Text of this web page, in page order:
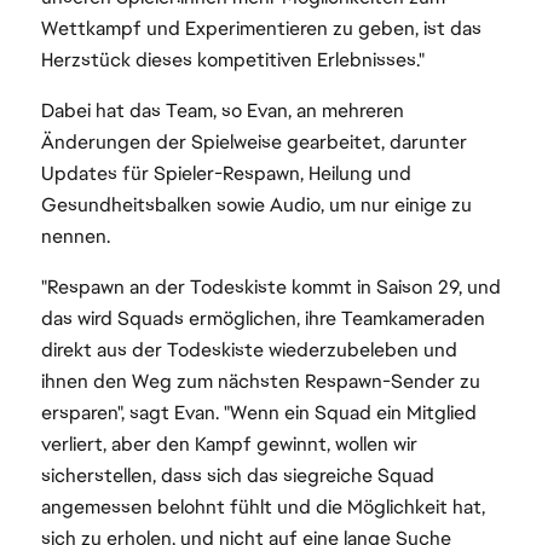
Wettkampf und Experimentieren zu geben, ist das
Herzstück dieses kompetitiven Erlebnisses."
Dabei hat das Team, so Evan, an mehreren
Änderungen der Spielweise gearbeitet, darunter
Updates für Spieler-Respawn, Heilung und
Gesundheitsbalken sowie Audio, um nur einige zu
nennen.
"Respawn an der Todeskiste kommt in Saison 29, und
das wird Squads ermöglichen, ihre Teamkameraden
direkt aus der Todeskiste wiederzubeleben und
ihnen den Weg zum nächsten Respawn-Sender zu
ersparen", sagt Evan. "Wenn ein Squad ein Mitglied
verliert, aber den Kampf gewinnt, wollen wir
sicherstellen, dass sich das siegreiche Squad
angemessen belohnt fühlt und die Möglichkeit hat,
sich zu erholen, und nicht auf eine lange Suche